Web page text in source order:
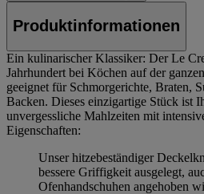
Produktinformationen
Ein kulinarischer Klassiker: Der Le
Jahrhundert bei Köchen auf der
geeignet für Schmorgerichte, Braten,
Backen. Dieses einzigartige Stück ist
unvergessliche Mahlzeiten mit
Eigenschaften:
Unser hitzebeständiger
bessere Griffigkeit ausgelegt,
Ofenhandschuhen angehoben